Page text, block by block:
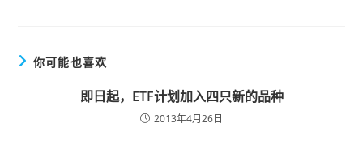
你可能也喜欢
即日起，ETF计划加入四只新的品种
2013年4月26日